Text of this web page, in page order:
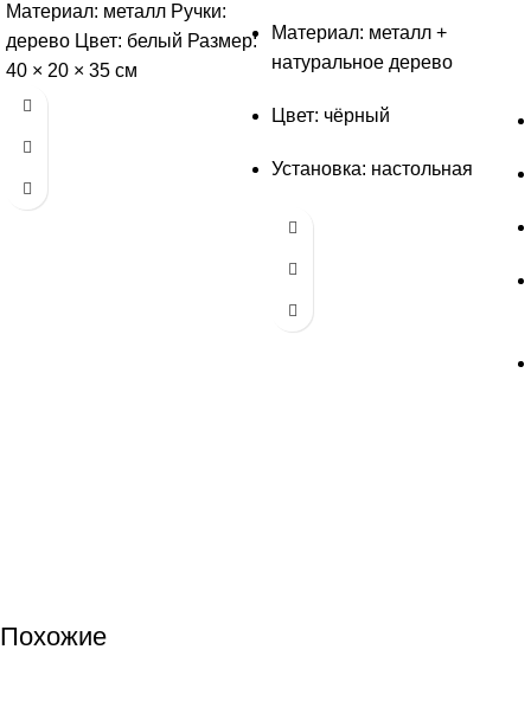
Материал: металл Ручки:
дерево Цвет: белый Размер:
40 × 20 × 35 см
Материал: металл +
натуральное дерево
Цвет: чёрный
Установка: настольная
Похожие